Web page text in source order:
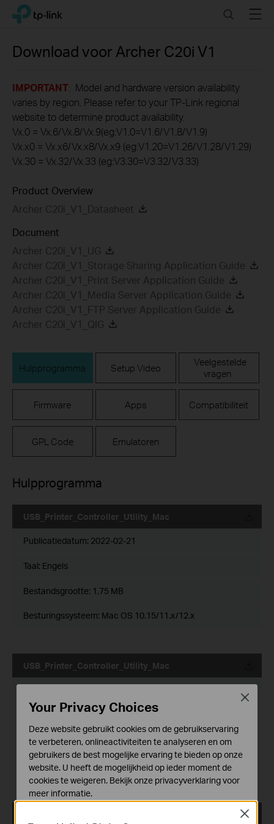
Click
navigation
TP-Link, Reliably Smart SearchMenu
Download voor Archer C20i V1
IMPORTANT: Model and hardware version availability
varies by region. Please refer to your TP-Link regional
website to determine product availability.
Vx.0 = Vx.6/Vx.8/Vx.9(eg:V1.0=V1.6/V1.8/V1.9)
Vx.x0 = Vx.x6/Vx.x8/Vx.x9 (eg:V1.20=V1.26/V1.28/V1.29)
Vx.30 = Vx.32/Vx.33 (eg:V3.30=V3.32/V3.33)
Product Overview
Archer C20i_V1_Datasheet
Document
Archer C20i_V1_UG
Archer C20i_V1_Storage Sharing Application Guide
Archer C20i_V1_Print Server Application Guide
Archer C20i_V1_Media Server Application Guide
Archer C20i_V1_FTP Server Application Guide
Archer C20i_V1_QIG
Hulpprogramma Setup Video
Veelgestelde
vragen
Firmware Apps Compatibiliteit
GPL Code Emulatoren
Hulpprogramma
USB_Printer_Controller_Utility_Mac
Publicatiedatum: 2022-02-21
Taal: Engels
Bestandsgrootte: 1.75 MB
Besturingssysteem: Mac OS 10.15/11.x/12.x
USB_Printer_Controller_Utility_Mac
Taal:Engels
Bestandsgrootte:2.53 MB
Besturingssysteem: Mac OS 10.9-10.14
Close
Your Privacy Choices
Deze website gebruikt cookies om de gebruikservaring
te verbeteren, onlineactiviteiten te analyseren en om
gebruikers de best mogelijke ervaring te bieden op onze
website. U heeft de mogelijkheid op ieder moment de
cookies te weigeren. Bekijk onze privacyverklaringvoor
meer informatie.
Close